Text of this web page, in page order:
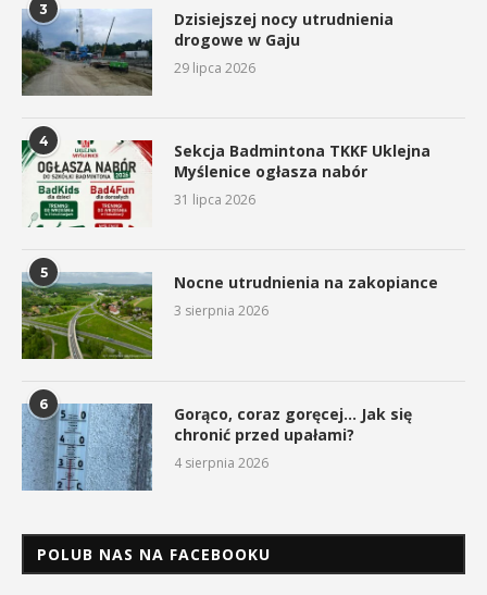
3
Dzisiejszej nocy utrudnienia
drogowe w Gaju
29 lipca 2026
4
Sekcja Badmintona TKKF Uklejna
Myślenice ogłasza nabór
31 lipca 2026
5 Nocne utrudnienia na zakopiance
3 sierpnia 2026
6
Gorąco, coraz goręcej… Jak się
chronić przed upałami?
4 sierpnia 2026
POLUB NAS NA FACEBOOKU